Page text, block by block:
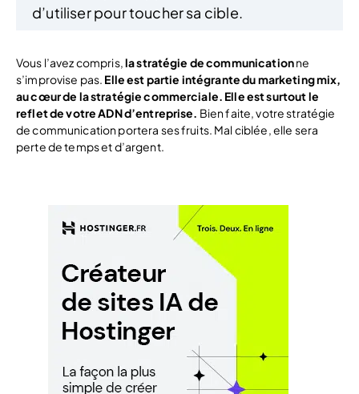
d’utiliser pour toucher sa cible.
Vous l’avez compris,la stratégie de communicationne
s’improvise pas. Elle est partie intégrante du marketing mix,
au cœur de la stratégie commerciale. Elle est surtout le
reflet de votre ADN d’entreprise. Bien faite, votre stratégie
de communication portera ses fruits. Mal ciblée, elle sera
perte de temps et d’argent.